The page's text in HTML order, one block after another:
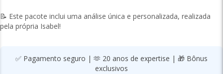
📝 Este pacote inclui uma análise única e personalizada, realizada
pela própria Isabel!
✅ Pagamento seguro | 🫶 20 anos de expertise | 🎁 Bônus
exclusivos